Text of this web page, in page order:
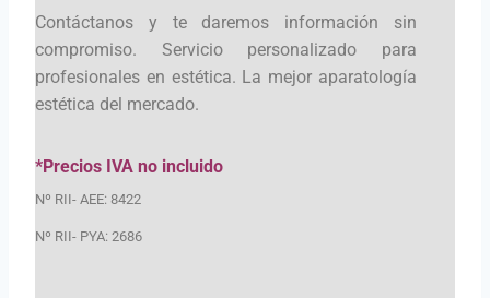
Contáctanos y te daremos información sin
compromiso. Servicio personalizado para
profesionales en estética. La mejor aparatología
estética del mercado.
*Precios IVA no incluido
Nº RII- AEE: 8422
Nº RII- PYA: 2686